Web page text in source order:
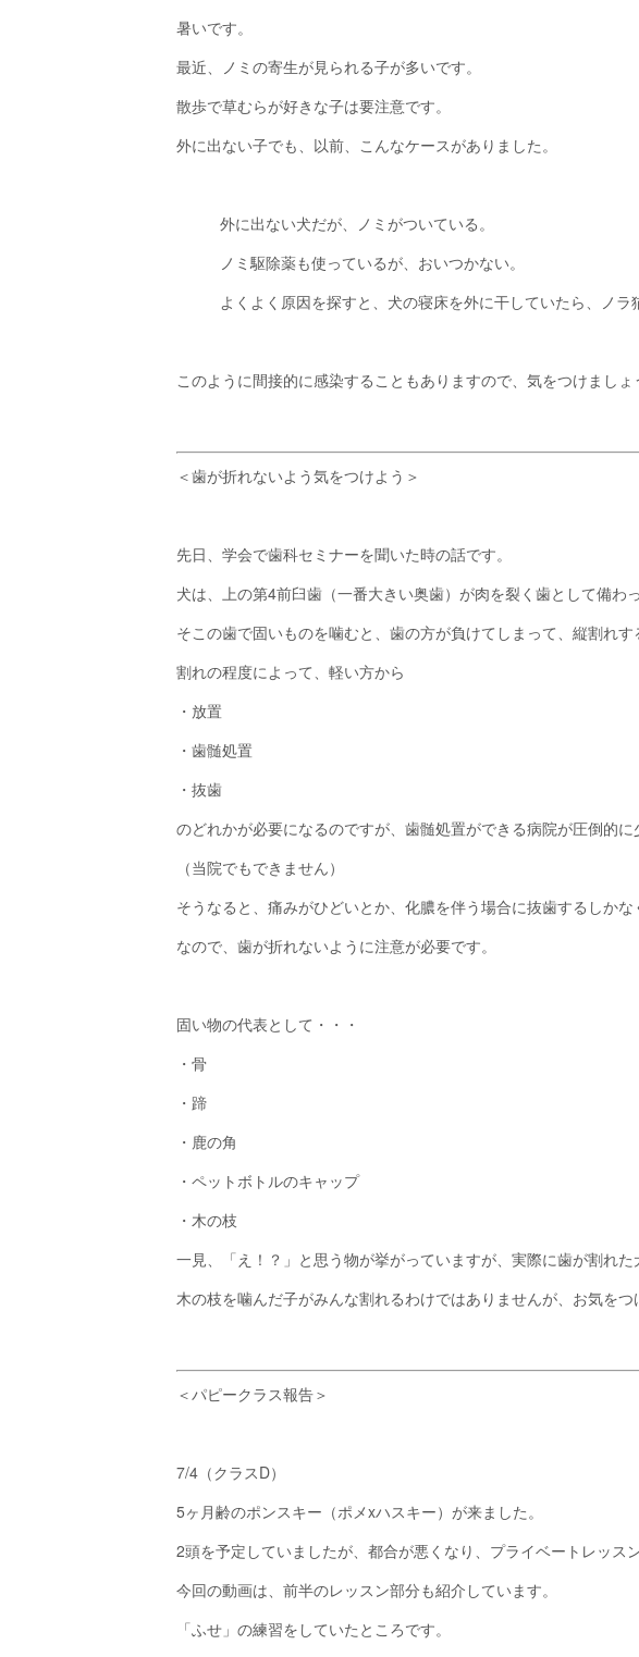
暑いです。
最近、ノミの寄生が見られる子が多いです。
散歩で草むらが好きな子は要注意です。
外に出ない子でも、以前、こんなケースがありました。
外に出ない犬だが、ノミがついている。
ノミ駆除薬も使っているが、おいつかない。
よくよく原因を探すと、犬の寝床を外に干していたら、ノラ
このように間接的に感染することもありますので、気をつけましょ
＜歯が折れないよう気をつけよう＞
先日、学会で歯科セミナーを聞いた時の話です。
犬は、上の第4前臼歯（一番大きい奥歯）が肉を裂く歯として備わ
そこの歯で固いものを噛むと、歯の方が負けてしまって、縦割れす
割れの程度によって、軽い方から
・放置
・歯髄処置
・抜歯
のどれかが必要になるのですが、歯髄処置ができる病院が圧倒的に
（当院でもできません）
そうなると、痛みがひどいとか、化膿を伴う場合に抜歯するしかな
なので、歯が折れないように注意が必要です。
固い物の代表として・・・
・骨
・蹄
・鹿の角
・ペットボトルのキャップ
・木の枝
一見、「え！？」と思う物が挙がっていますが、実際に歯が割れた
木の枝を噛んだ子がみんな割れるわけではありませんが、お気をつ
＜パピークラス報告＞
7/4（クラスD）
5ヶ月齢のポンスキー（ポメxハスキー）が来ました。
2頭を予定していましたが、都合が悪くなり、プライベートレッス
今回の動画は、前半のレッスン部分も紹介しています。
「ふせ」の練習をしていたところです。